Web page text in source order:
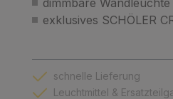
dimmbare Wandleuchte
exklusives SCHÖLER
schnelle Lieferung
Leuchtmittel &